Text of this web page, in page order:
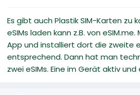
Es gibt auch Plastik SIM-Karten zu
eSIMs laden kann z.B. von
App und installiert dort die zweite
entsprechend. Dann hat man
zwei eSIMs. Eine im Gerät aktiv und